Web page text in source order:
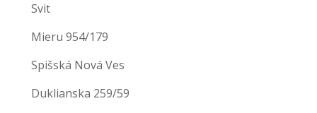
Svit
Mieru 954/179
Spišská Nová Ves
Duklianska 259/59